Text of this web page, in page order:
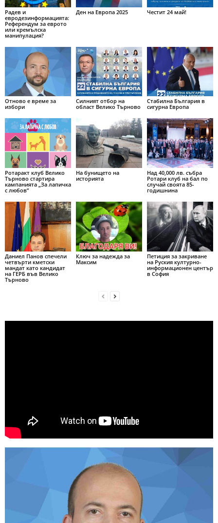
Радев и
евродезинформацията:
Референдум за еврото
или кремълска
манипулация?
Ден на Европа 2025 Честит 24 май!
Отново е време за
избори
Силният отбор на
област Велико Търново
Стабилна България в
сигурна Европа
Ротаракт клуб Велико
Търново стартира
кампанията „За лапичка
с любов”
На бунището на
историята
Над 40,000 лв. събра
Ротари клуб на бал по
случай своята 85-
годишнина
Даниел Панов спечели
четвърти кметски
мандат като кандидат
на ГЕРБ във Велико
Търново
Ключ за надежда за
Максим
Петиция за закриване
на Руския културно-
информационен център
в София